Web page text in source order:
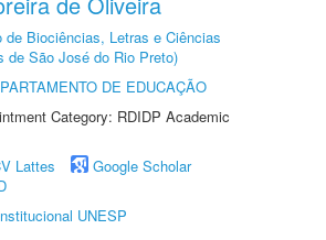
de Biociências, Letras e Ciências
de São José do Rio Preto)
DE EDUCAÇÃO
Category: RDIDP Academic
Lattes
Google Scholar
UNESP